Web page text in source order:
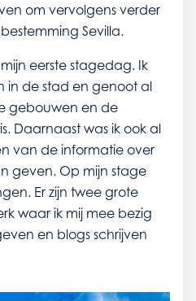
om vervolgens verder
Sevilla.
eerste stagedag. Ik
in de stad en genoot al
gebouwen en de
Daarnaast was ik ook al
van de informatie over
geven. Op mijn stage
Er zijn twee grote
waar ik mij mee bezig
en blogs schrijven